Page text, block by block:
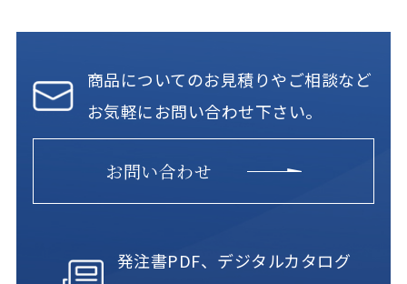
商品についてのお見積りやご相談など
お気軽にお問い合わせ下さい。
お問い合わせ
発注書PDF、デジタルカタログ